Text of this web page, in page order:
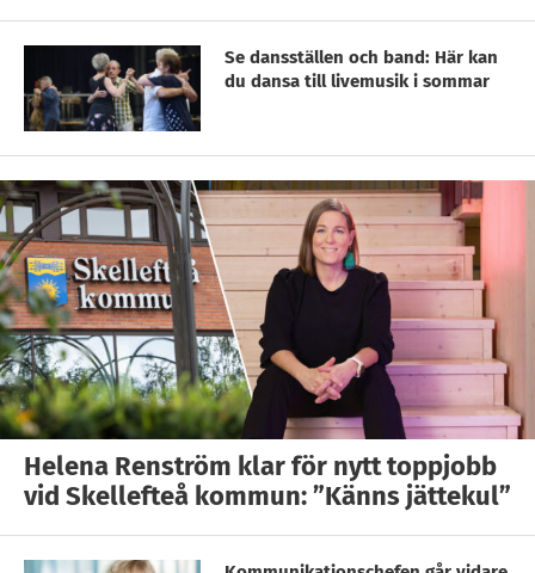
Se dansställen och band: Här kan
du dansa till livemusik i sommar
Helena Renström klar för nytt toppjobb
vid Skellefteå kommun: ”Känns jättekul”